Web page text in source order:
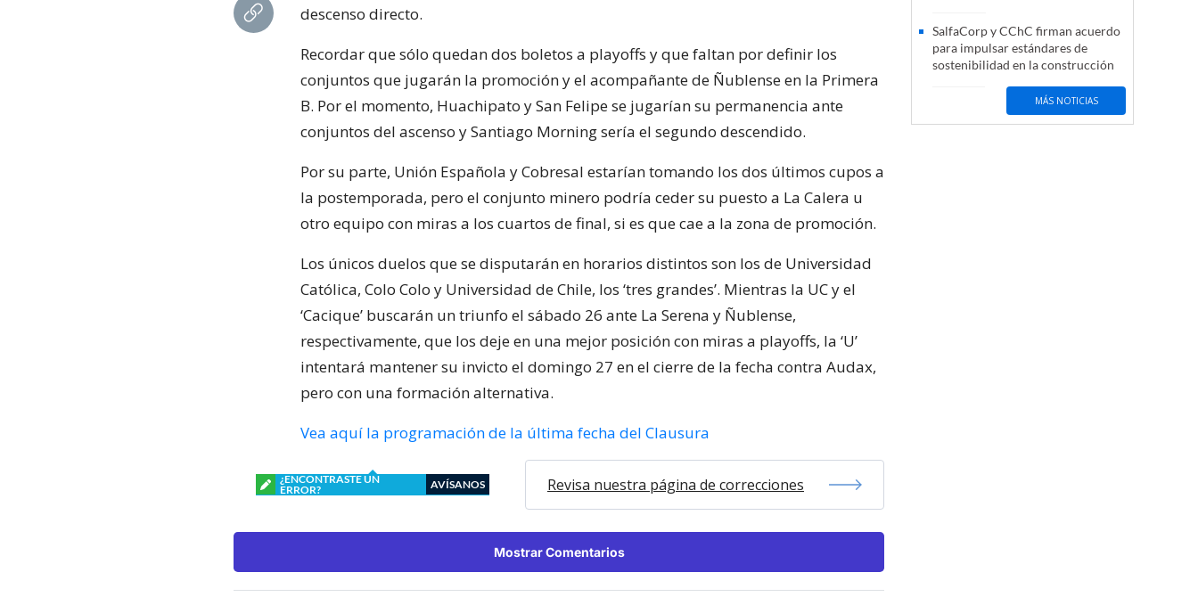
descenso directo.
Recordar que sólo quedan dos boletos a playoffs y que faltan por definir los
conjuntos que jugarán la promoción y el acompañante de Ñublense en la Primera
B. Por el momento, Huachipato y San Felipe se jugarían su permanencia ante
conjuntos del ascenso y Santiago Morning sería el segundo descendido.
Por su parte, Unión Española y Cobresal estarían tomando los dos últimos cupos a
la postemporada, pero el conjunto minero podría ceder su puesto a La Calera u
otro equipo con miras a los cuartos de final, si es que cae a la zona de promoción.
Los únicos duelos que se disputarán en horarios distintos son los de Universidad
Católica, Colo Colo y Universidad de Chile, los ‘tres grandes’. Mientras la UC y el
‘Cacique’ buscarán un triunfo el sábado 26 ante La Serena y Ñublense,
respectivamente, que los deje en una mejor posición con miras a playoffs, la ‘U’
intentará mantener su invicto el domingo 27 en el cierre de la fecha contra Audax,
pero con una formación alternativa.
Vea aquí la programación de la última fecha del Clausura
¿ENCONTRASTE UN
ERROR?
AVÍSANOS Revisa nuestra página de correcciones
Mostrar Comentarios
SalfaCorp y CChC firman acuerdo
para impulsar estándares de
sostenibilidad en la construcción
MÁS NOTICIAS